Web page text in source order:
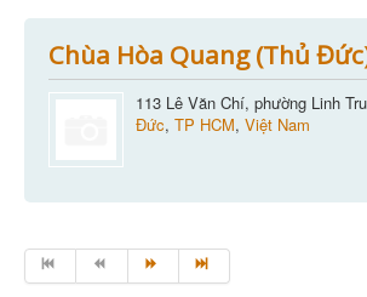
Chùa Hòa Quang (Thủ
113 Lê Văn Chí, phường Linh
Đức, TP HCM, Việt Nam